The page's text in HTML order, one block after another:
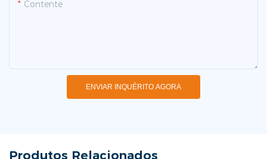
Contente
ENVIAR INQUÉRITO AGORA
Produtos Relacionados